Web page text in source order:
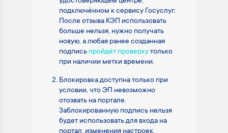
подключённом к сервису Госуслуг.
После отзыва КЭП использовать
больше нельзя, нужно получать
новую, а любая ранее созданная
подпись пройдёт проверкутолько
при наличии метки времени.
Блокировка доступна только при
условии, что ЭП невозможно
отозвать на портале.
Заблокированную подпись нельзя
будет использовать для входа на
портал, изменения настроек,